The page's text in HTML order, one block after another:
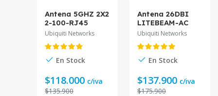
Antena 5GHZ 2X2
2-100-RJ45
16DBI 27DBM
NANOSTATION
INC/POE-2
NSM5.
Ubiquiti Networks
En Stock
$118.000 c/iva
$135.900
Antena 26DBI
LITEBEAM-AC
5150-5875MHZ
25DBM 1-1000
INC-POE24 LBE-
5AC-LR.
Ubiquiti Networks
En Stock
$137.900 c/iva
$175.900